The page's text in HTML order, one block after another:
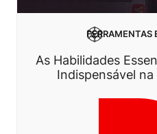
FERRAMENTAS
As Habilidades
Indispensável